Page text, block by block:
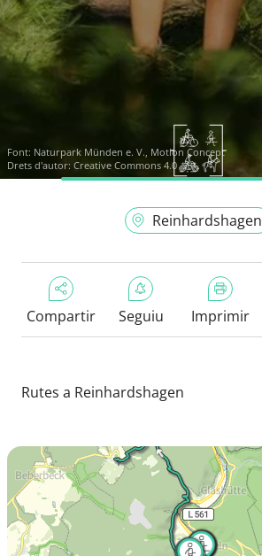
Font: Naturpark Münden e. V., Motion Concept
Drets d'autor: Creative Commons 4.0
Reinhardshagen
Compartir Seguiu Imprimir
Rutes a Reinhardshagen